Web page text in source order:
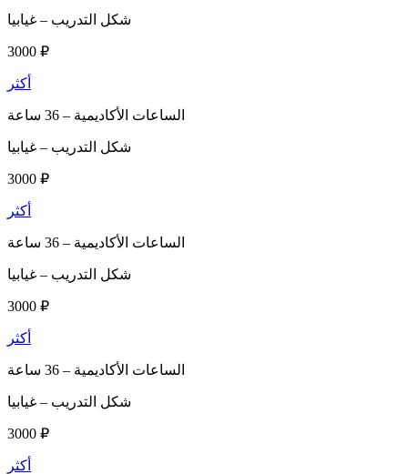
شكل التدريب – غيابيا
3000 ₽
أكثر
الساعات الأكاديمية –
شكل التدريب – غيابيا
3000 ₽
أكثر
الساعات الأكاديمية –
شكل التدريب – غيابيا
3000 ₽
أكثر
الساعات الأكاديمية –
شكل التدريب – غيابيا
3000 ₽
أكثر